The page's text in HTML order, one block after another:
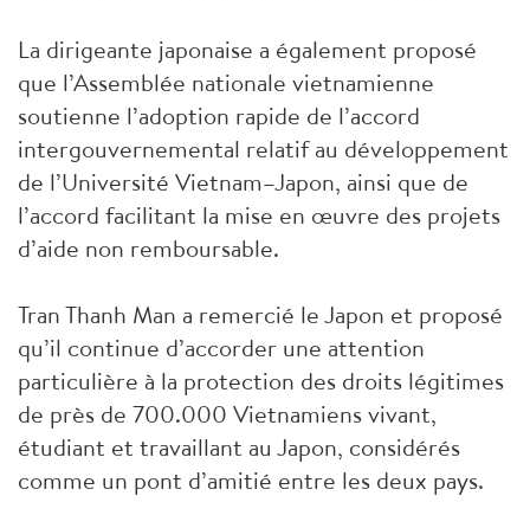
La dirigeante japonaise a également proposé
que l’Assemblée nationale vietnamienne
soutienne l’adoption rapide de l’accord
intergouvernemental relatif au développement
de l’Université Vietnam–Japon, ainsi que de
l’accord facilitant la mise en œuvre des projets
d’aide non remboursable.
Tran Thanh Man a remercié le Japon et proposé
qu’il continue d’accorder une attention
particulière à la protection des droits légitimes
de près de 700.000 Vietnamiens vivant,
étudiant et travaillant au Japon, considérés
comme un pont d’amitié entre les deux pays.